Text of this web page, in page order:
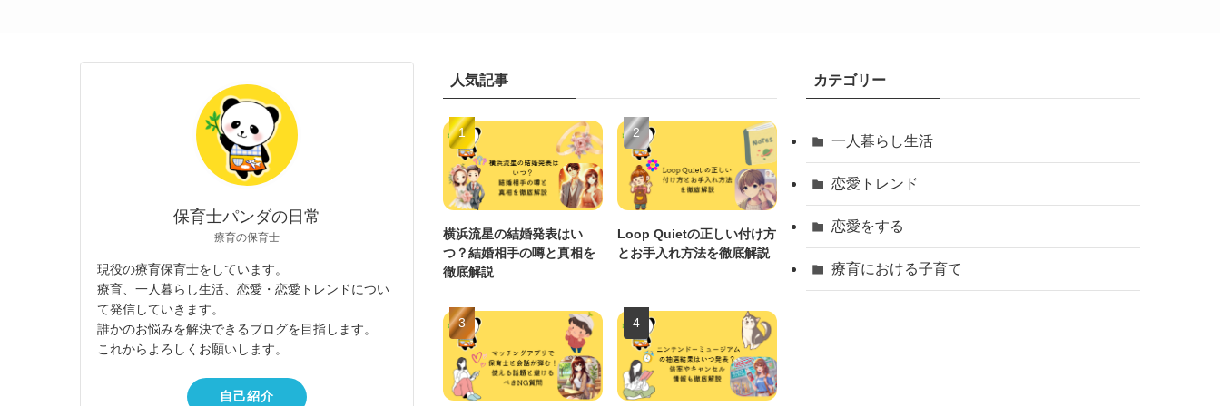
保育士パンダの日常
療育の保育士
現役の療育保育士をしています。
療育、一人暮らし生活、恋愛・恋愛トレンドについ
て発信していきます。
誰かのお悩みを解決できるブログを目指します。
これからよろしくお願いします。
自己紹介
人気記事
横浜流星の結婚発表はい
つ？結婚相手の噂と真相を
徹底解説
Loop Quietの正しい付け方
とお手入れ方法を徹底解説
カテゴリー
一人暮らし生活
恋愛トレンド
恋愛をする
療育における子育て